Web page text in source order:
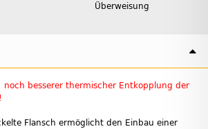
Überweisung
noch besserer thermischer Entkopplung der
Flansch ermöglicht den Einbau einer